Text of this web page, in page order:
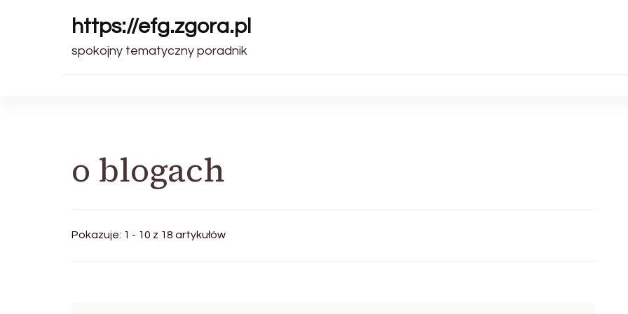
https://efg.zgora.pl
spokojny tematyczny poradnik
o blogach
Pokazuje: 1 - 10 z 18 artykułów